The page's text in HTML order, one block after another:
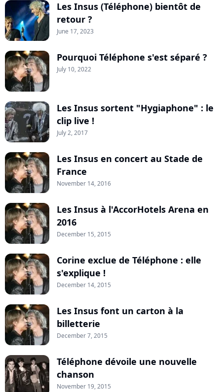
Les Insus (Téléphone) bientôt de
retour ?
June 17, 2023
Pourquoi Téléphone s'est séparé ?
July 10, 2022
Les Insus sortent "Hygiaphone" : le
clip live !
July 2, 2017
Les Insus en concert au Stade de
France
November 14, 2016
Les Insus à l'AccorHotels Arena en
2016
December 15, 2015
Corine exclue de Téléphone : elle
s'explique !
December 14, 2015
Les Insus font un carton à la
billetterie
December 7, 2015
Téléphone dévoile une nouvelle
chanson
November 19, 2015